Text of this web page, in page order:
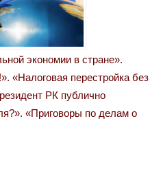
экономии в стране».
«Налоговая перестройка без
РК публично
«Приговоры по делам о